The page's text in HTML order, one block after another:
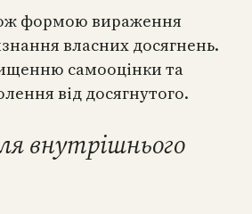
формою вираження
власних досягнень.
самооцінки та
від досягнутого.
внутрішнього